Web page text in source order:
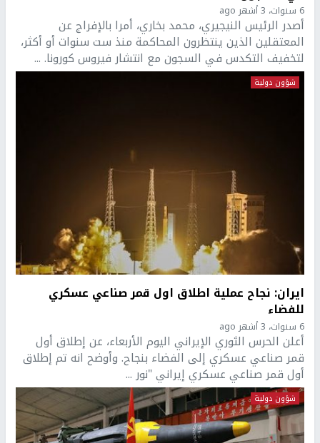
6 سنوات، 3 أشهر ago
أصدر الرئيس النيجيري، محمد بخاري، أمرا بالإفراج عن
المعتقلين الذين ينتظرون المحاكمة منذ ست سنوات أو أكثر،
لتخفيف التكدس في السجون مع انتشار فيروس كورونا. ...
شؤون دولية
ايران: نجاح عملية اطلاق اول قمر صناعي عسكري
للفضاء
6 سنوات، 3 أشهر ago
أعلن الحرس الثوري الإيراني اليوم الأربعاء، عن إطلاق أول
قمر صناعي عسكري إلى الفضاء بنجاح. وأوضح انه تم إطلاق
أول قمر صناعي عسكري إيراني "نور ...
شؤون دولية